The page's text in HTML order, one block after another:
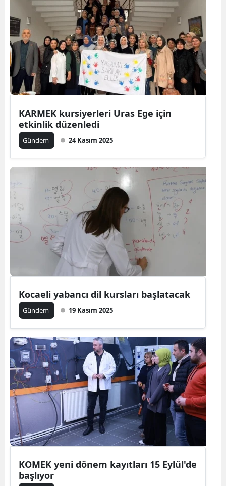
KARMEK kursiyerleri Uras Ege için
etkinlik düzenledi
Gündem 24 Kasım 2025
Kocaeli yabancı dil kursları başlatacak
Gündem 19 Kasım 2025
KOMEK yeni dönem kayıtları 15 Eylül'de
başlıyor